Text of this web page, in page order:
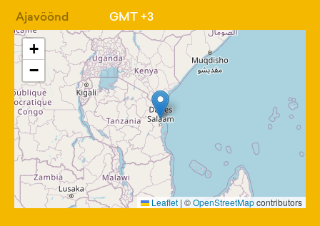
Ajavöönd
GMT +3
+
−
Leaflet | ©OpenStreetMapcontributors